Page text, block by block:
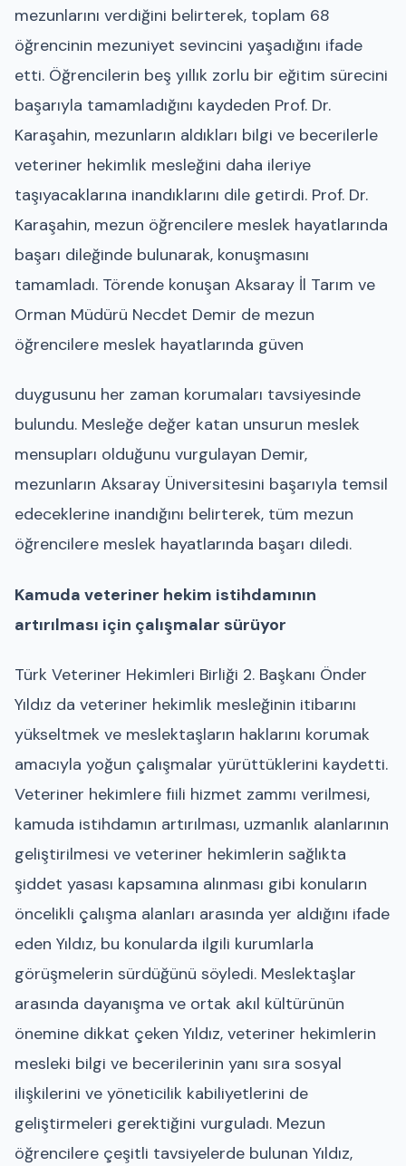
mezunlarını verdiğini belirterek, toplam 68
öğrencinin mezuniyet sevincini yaşadığını ifade
etti. Öğrencilerin beş yıllık zorlu bir eğitim sürecini
başarıyla tamamladığını kaydeden Prof. Dr.
Karaşahin, mezunların aldıkları bilgi ve becerilerle
veteriner hekimlik mesleğini daha ileriye
taşıyacaklarına inandıklarını dile getirdi. Prof. Dr.
Karaşahin, mezun öğrencilere meslek hayatlarında
başarı dileğinde bulunarak, konuşmasını
tamamladı. Törende konuşan Aksaray İl Tarım ve
Orman Müdürü Necdet Demir de mezun
öğrencilere meslek hayatlarında güven
duygusunu her zaman korumaları tavsiyesinde
bulundu. Mesleğe değer katan unsurun meslek
mensupları olduğunu vurgulayan Demir,
mezunların Aksaray Üniversitesini başarıyla temsil
edeceklerine inandığını belirterek, tüm mezun
öğrencilere meslek hayatlarında başarı diledi.
Kamuda veteriner hekim istihdamının
artırılması için çalışmalar sürüyor
Türk Veteriner Hekimleri Birliği 2. Başkanı Önder
Yıldız da veteriner hekimlik mesleğinin itibarını
yükseltmek ve meslektaşların haklarını korumak
amacıyla yoğun çalışmalar yürüttüklerini kaydetti.
Veteriner hekimlere fiili hizmet zammı verilmesi,
kamuda istihdamın artırılması, uzmanlık alanlarının
geliştirilmesi ve veteriner hekimlerin sağlıkta
şiddet yasası kapsamına alınması gibi konuların
öncelikli çalışma alanları arasında yer aldığını ifade
eden Yıldız, bu konularda ilgili kurumlarla
görüşmelerin sürdüğünü söyledi. Meslektaşlar
arasında dayanışma ve ortak akıl kültürünün
önemine dikkat çeken Yıldız, veteriner hekimlerin
mesleki bilgi ve becerilerinin yanı sıra sosyal
ilişkilerini ve yöneticilik kabiliyetlerini de
geliştirmeleri gerektiğini vurguladı. Mezun
öğrencilere çeşitli tavsiyelerde bulunan Yıldız,